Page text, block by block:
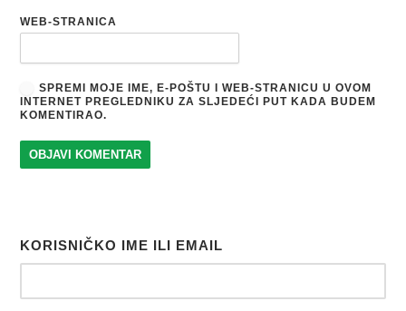
WEB-STRANICA
SPREMI MOJE IME, E-POŠTU I WEB-STRANICU U OVOM
INTERNET PREGLEDNIKU ZA SLJEDEĆI PUT KADA BUDEM
KOMENTIRAO.
KORISNIČKO IME ILI EMAIL